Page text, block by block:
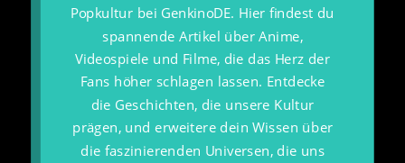
Popkultur bei GenkinoDE. Hier findest du
spannende Artikel über Anime,
Videospiele und Filme, die das Herz der
Fans höher schlagen lassen. Entdecke
die Geschichten, die unsere Kultur
prägen, und erweitere dein Wissen über
die faszinierenden Universen, die uns